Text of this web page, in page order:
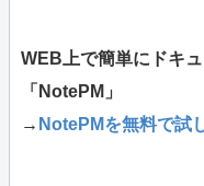
WEB上で簡単にドキ
「NotePM」
→ NotePMを無料で試